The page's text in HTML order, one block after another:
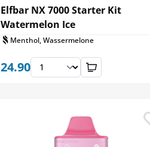
Elfbar NX 7000 Starter Kit
Watermelon Ice
Menthol, Wassermelone
24.90